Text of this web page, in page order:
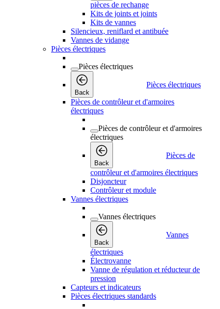
pièces de rechange
Kits de joints et joints
Kits de vannes
Silencieux, reniflard et antibuée
Vannes de vidange
Pièces électriques
Pièces électriques
Back
Pièces électriques
Pièces de contrôleur et d'armoires
électriques
Pièces de contrôleur et d'armoires
électriques
Back
Pièces de
contrôleur et d'armoires électriques
Disjoncteur
Contrôleur et module
Vannes électriques
Vannes électriques
Back
Vannes
électriques
Électrovanne
Vanne de régulation et réducteur de
pression
Capteurs et indicateurs
Pièces électriques standards